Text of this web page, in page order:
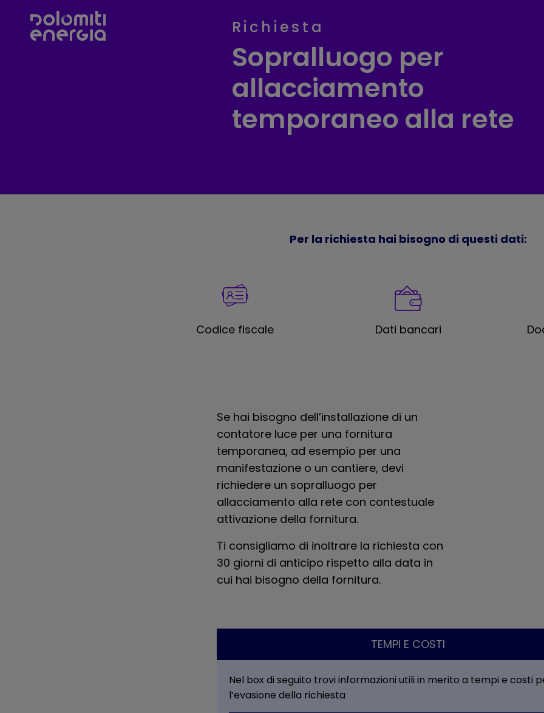
Richiesta
Sopralluogo per
allacciamento
temporaneo alla rete
Per la richiesta hai bisogno di questi dati:
Codice fiscale Dati bancari
Se hai bisogno dell’installazione di un
contatore luce per una fornitura
temporanea, ad esempio per una
manifestazione o un cantiere, devi
richiedere un sopralluogo per
allacciamento alla rete con contestuale
attivazione della fornitura.
Ti consigliamo di inoltrare la richiesta con
30 giorni di anticipo rispetto alla data in
cui hai bisogno della fornitura.
TEMPI E COSTI
Nel box di seguito trovi informazioni utili in merito a tempi e costi
l’evasione della richiesta